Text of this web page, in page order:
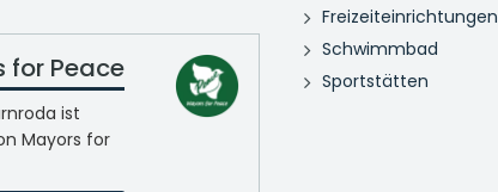
for Peace
ist
Mayors for
Freizeiteinrichtungen
Schwimmbad
Sportstätten